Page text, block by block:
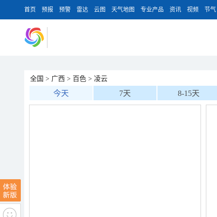
首页 预报 预警 雷达 云图 天气地图 专业产品 资讯 视频 节气
全国 > 广西 > 百色 > 凌云
今天 7天 8-15天